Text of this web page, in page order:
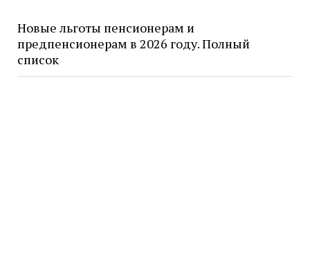
Новые льготы пенсионерам и
предпенсионерам в 2026 году. Полный
список